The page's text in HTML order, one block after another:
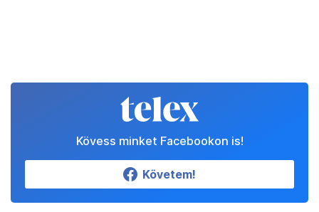
Kövess minket Facebookon is!
Követem!